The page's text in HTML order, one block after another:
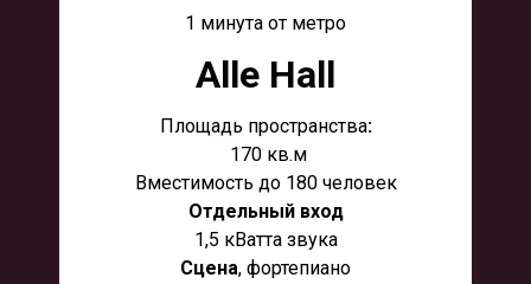
1 минута от метро
Alle Hall
Площадь пространства:
170 кв.м
Вместимость до 180 человек
Отдельный вход
1,5 кВатта звука
Сцена, фортепиано